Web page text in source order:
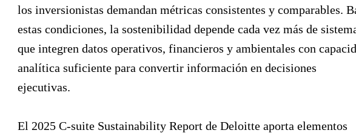
los inversionistas demandan métricas consistentes y comparables.
estas condiciones, la sostenibilidad depende cada vez más de
que integren datos operativos, financieros y ambientales con
analítica suficiente para convertir información en decisiones
ejecutivas.
El 2025 C-suite Sustainability Report de Deloitte aporta elementos